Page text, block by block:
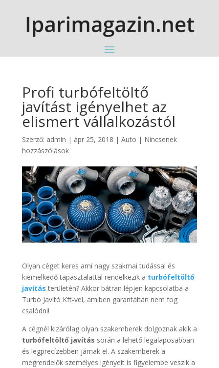
Profi turbófeltöltő
javítást igényelhet az
elismert vállalkozástól
Szerző: admin | ápr 25, 2018 | Auto | Nincsenek
hozzászólások
Olyan céget keres ami nagy szakmai tudással és
kiemelkedő tapasztalattal rendelkezik a turbófeltöltő
javítás területén? Akkor bátran lépjen kapcsolatba a
Turbó Javító Kft-vel, amiben garantáltan nem fog
csalódni!
A cégnél kizárólag olyan szakemberek dolgoznak akik a
turbófeltöltő javítás során a lehető legalaposabban
és legprecízebben járnak el. A szakemberek a
megrendelők személyes igényeit is figyelembe veszik a